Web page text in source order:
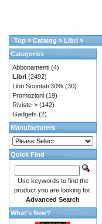
Top » Catalog » Libri »
Categories
Abbonamenti (4)
Libri (2492)
Libri Scontati 30% (30)
Promozioni (19)
Riviste-> (142)
Gadgets (2)
Manufacturers
Quick Find
Use keywords to find the
product you are looking for.
Advanced Search
What's New?